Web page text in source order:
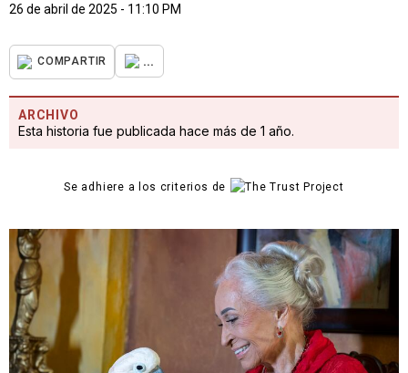
26 de abril de 2025 - 11:10 PM
COMPARTIR ...
ARCHIVO
Esta historia fue publicada hace más de 1 año.
Se adhiere a los criterios de